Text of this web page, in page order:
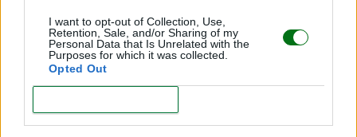
I want to opt-out of Collection, Use,
Retention, Sale, and/or Sharing of my
Personal Data that Is Unrelated with the
Purposes for which it was collected.
Opted Out
¿Por qué nunca darle sal a un bebé antes de los
12 meses? Esto dicen los pediatras
LEER